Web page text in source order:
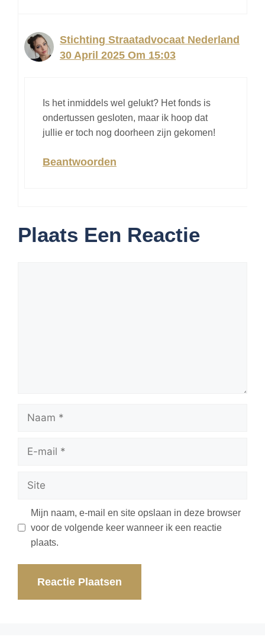
Stichting Straatadvocaat Nederland
30 April 2025 Om 15:03
Is het inmiddels wel gelukt? Het fonds is
ondertussen gesloten, maar ik hoop dat
jullie er toch nog doorheen zijn gekomen!
Beantwoorden
Plaats Een Reactie
Mijn naam, e-mail en site opslaan in deze browser
voor de volgende keer wanneer ik een reactie
plaats.